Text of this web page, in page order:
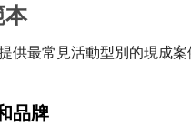
本
供最常見活動型別的現成
品牌